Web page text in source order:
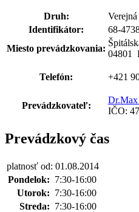
Druh:
Identifikátor:
68-
Miesto prevádzkovania:
04801
Telefón: +421
Prevádzkovateľ:
Dr.Max
IČO:
Prevádzkový čas
platnosť od: 01.08.2014
Pondelok: 7:30-16:00
Utorok: 7:30-16:00
Streda: 7:30-16:00